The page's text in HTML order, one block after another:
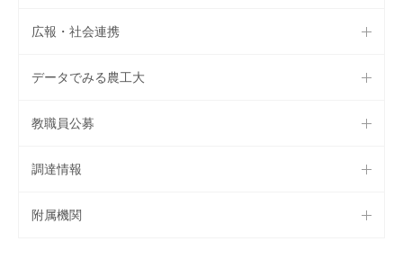
広報・社会連携
データでみる農工大
教職員公募
調達情報
附属機関